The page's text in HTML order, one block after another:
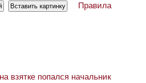
Правила
взятке попался начальник